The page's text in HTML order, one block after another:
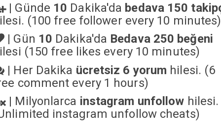
| Günde 10 Dakika'da bedava 150
(100 free follower every 10 minutes)
| Gün 10 Dakika'da Bedava 250 beğeni
(150 free likes every 10 minutes)
| Her Dakika ücretsiz 6 yorum hilesi. (6
comment every 1 hours)
| Milyonlarca instagram unfollow hilesi.
instagram unfollow cheats)